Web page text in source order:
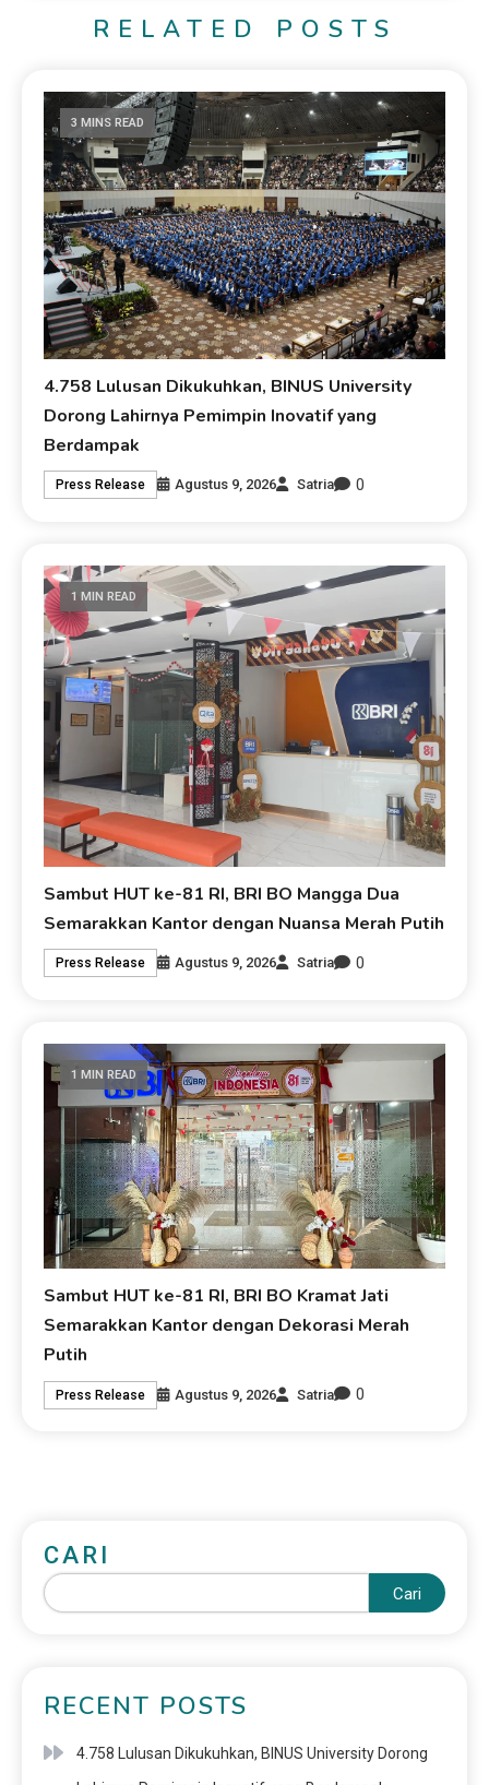
RELATED POSTS
3 MINS READ
4.758 Lulusan Dikukuhkan, BINUS University
Dorong Lahirnya Pemimpin Inovatif yang
Berdampak
Press Release Agustus 9, 2026 Satria 0
1 MIN READ
Sambut HUT ke-81 RI, BRI BO Mangga Dua
Semarakkan Kantor dengan Nuansa Merah Putih
Press Release Agustus 9, 2026 Satria 0
1 MIN READ
Sambut HUT ke-81 RI, BRI BO Kramat Jati
Semarakkan Kantor dengan Dekorasi Merah
Putih
Press Release Agustus 9, 2026 Satria 0
CARI
Cari
RECENT POSTS
4.758 Lulusan Dikukuhkan, BINUS University Dorong